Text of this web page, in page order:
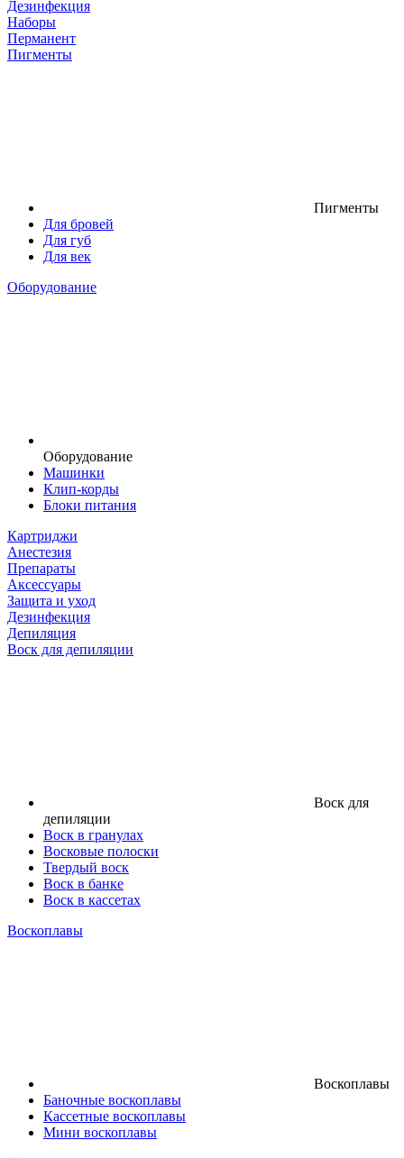
Дезинфекция
Наборы
Перманент
Пигменты
Пигменты
Для бровей
Для губ
Для век
Оборудование
Оборудование
Машинки
Клип-корды
Блоки питания
Картриджи
Анестезия
Препараты
Аксессуары
Защита и уход
Дезинфекция
Депиляция
Воск для депиляции
Воск для
депиляции
Воск в гранулах
Восковые полоски
Твердый воск
Воск в банке
Воск в кассетах
Воскоплавы
Воскоплавы
Баночные воскоплавы
Кассетные воскоплавы
Мини воскоплавы